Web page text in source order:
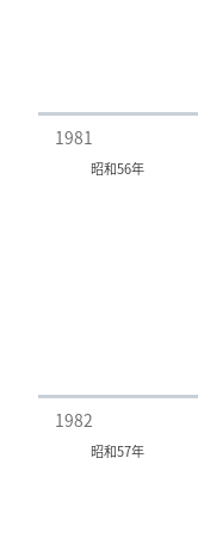
1981
昭和56年
1982
昭和57年